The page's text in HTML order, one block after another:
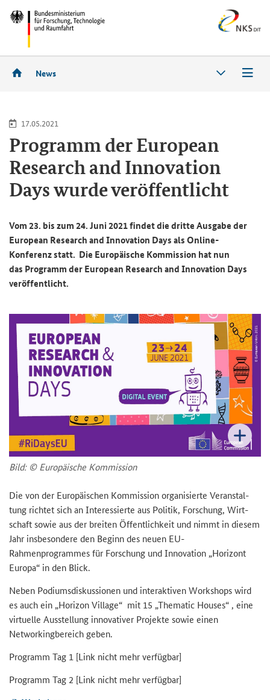
News
17.05.2021
Pro­gramm derEuropean
Research and Innovation
Dayswurde ver­öf­fent­licht
Vom 23. bis zum 24. Juni 2021 fin­det die drit­te Aus­ga­be der
European Research and Innovation Daysals Online-​
Konferenz statt. Die Eu­ro­päi­sche Kom­mis­si­on hat nun
das Pro­gramm derEuropean Research and Innovation Days
ver­öf­fent­licht.
Bild: © Eu­ro­päi­sche Kom­mis­si­on
Die von der Eu­ro­päi­schen Kom­mis­si­on or­ga­ni­sier­te Ver­an­stal­
tung rich­tet sich an In­ter­es­sier­te aus Po­li­tik, For­schung, Wirt­
schaft sowie aus der brei­ten Öf­fent­lich­keit und nimmt in die­sem
Jahr ins­be­son­de­re den Be­ginn des neuen EU-​
Rahmenprogrammes für For­schung und In­no­va­ti­on „Ho­ri­zont
Eu­ro­pa“ in den Blick.
Neben Po­di­ums­dis­kus­sio­nen und in­ter­ak­ti­venWorkshopswird
es auch ein „Horizon Village“ mit 15 „Thematic Houses“ , eine
vir­tu­el­le Aus­stel­lung in­no­va­ti­ver Pro­jek­te sowie einen
Networkingbe­reich geben.
Pro­gramm Tag 1 [Link nicht mehr ver­füg­bar]
Pro­gramm Tag 2 [Link nicht mehr ver­füg­bar]